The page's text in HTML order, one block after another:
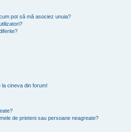
pot să mă asociez unuia?
cineva din forum!
de prieteni sau persoane neagreate?